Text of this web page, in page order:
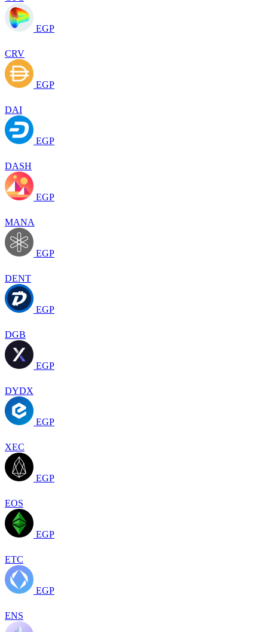
EGP
CRV
EGP
DAI
EGP
DASH
EGP
MANA
EGP
DENT
EGP
DGB
EGP
DYDX
EGP
XEC
EGP
EOS
EGP
ETC
EGP
ENS